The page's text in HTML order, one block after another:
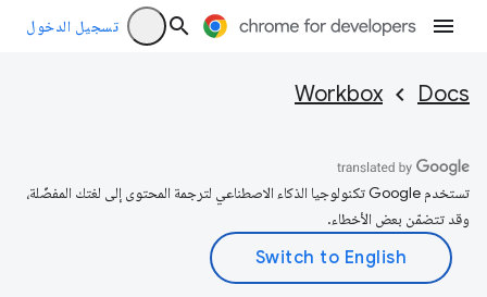
تسجيل الدخول
Docs
Workbox
تستخدم Google تكنولوجيا الذكاء الاصطناعي لترجمة المحتوى إلى لغتك المفضّلة،
وقد تتضمّن بعض الأخطاء.